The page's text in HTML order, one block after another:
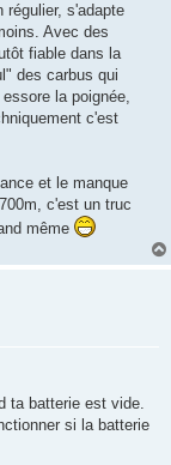
régulier, s'adapte
Avec des
fiable dans la
des carbus qui
la poignée,
c'est
et le manque
c'est un truc
même
ta batterie est vide.
si la batterie